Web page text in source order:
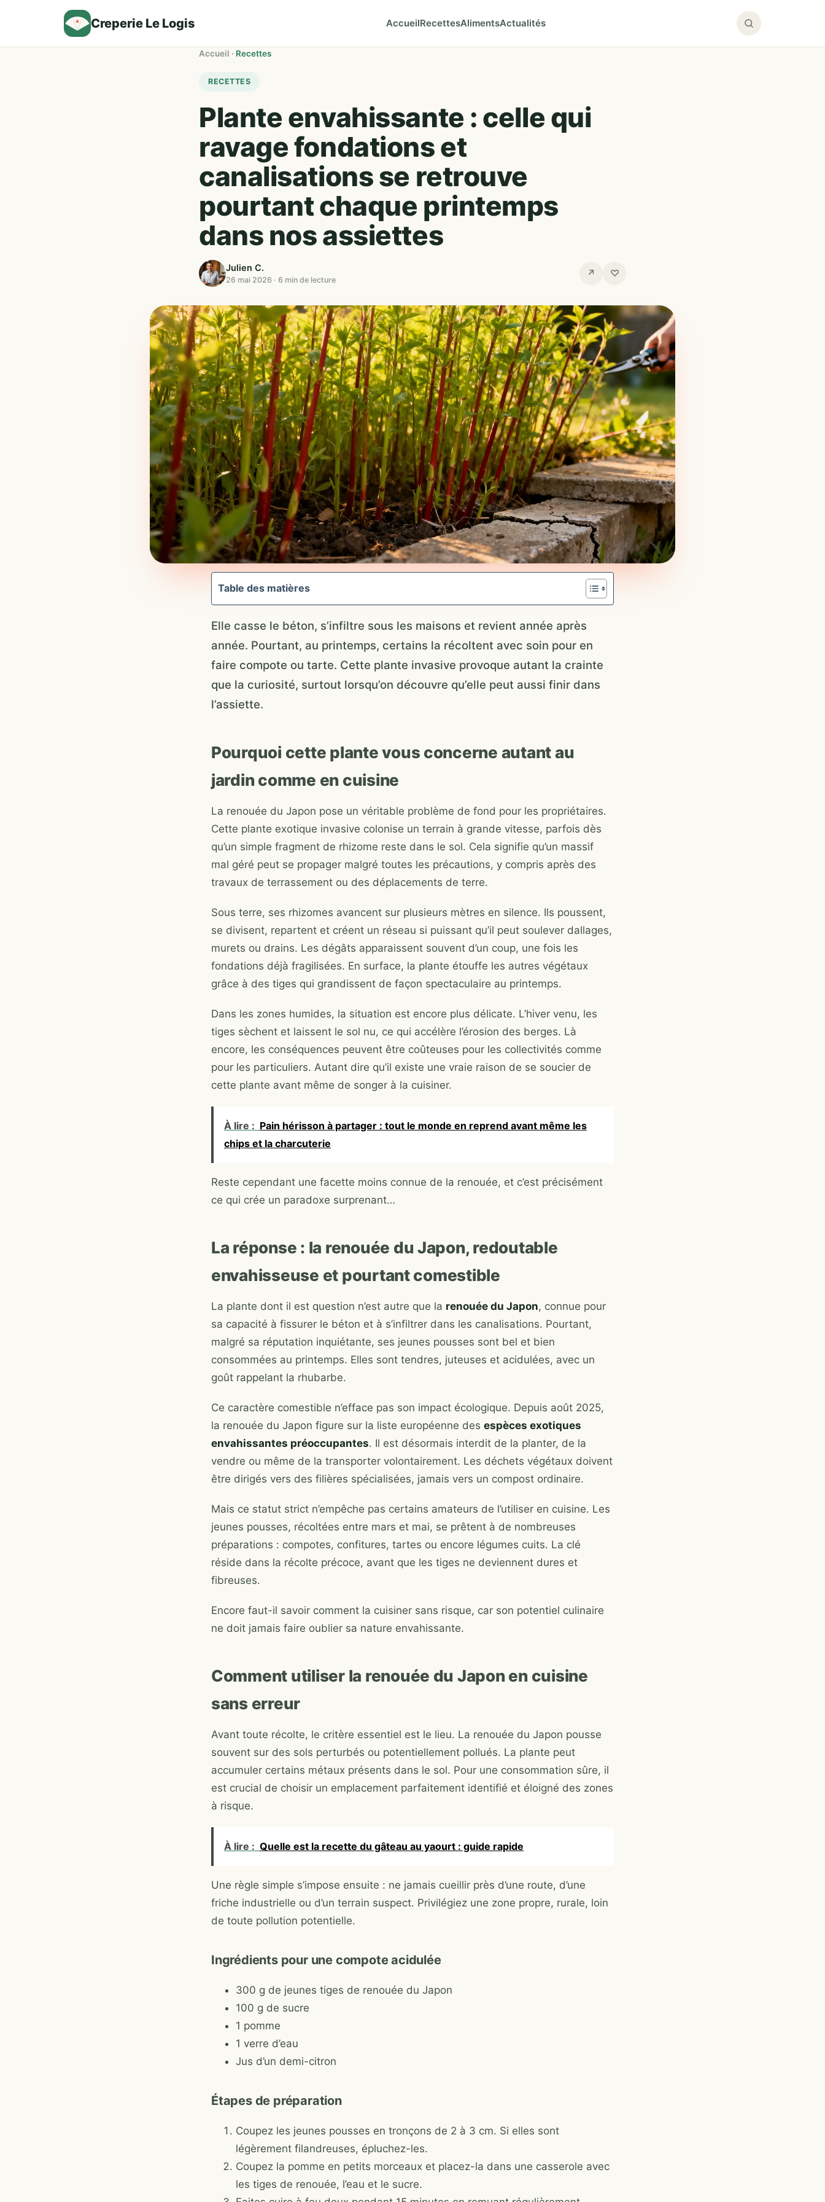
Creperie Le Logis AccueilRecettesAlimentsActualités
Accueil · Recettes
RECETTES
Plante envahissante : celle qui
ravage fondations et
canalisations se retrouve
pourtant chaque printemps
dans nos assiettes
Julien C.
26 mai 2026 · 6 min de lecture
↗ ♡
Table des matières
Elle casse le béton, s’infiltre sous les maisons et revient année après
année. Pourtant, au printemps, certains la récoltent avec soin pour en
faire compote ou tarte. Cette plante invasive provoque autant la crainte
que la curiosité, surtout lorsqu’on découvre qu’elle peut aussi finir dans
l’assiette.
Pourquoi cette plante vous concerne autant au
jardin comme en cuisine
La renouée du Japon pose un véritable problème de fond pour les propriétaires.
Cette plante exotique invasive colonise un terrain à grande vitesse, parfois dès
qu’un simple fragment de rhizome reste dans le sol. Cela signifie qu’un massif
mal géré peut se propager malgré toutes les précautions, y compris après des
travaux de terrassement ou des déplacements de terre.
Sous terre, ses rhizomes avancent sur plusieurs mètres en silence. Ils poussent,
se divisent, repartent et créent un réseau si puissant qu’il peut soulever dallages,
murets ou drains. Les dégâts apparaissent souvent d’un coup, une fois les
fondations déjà fragilisées. En surface, la plante étouffe les autres végétaux
grâce à des tiges qui grandissent de façon spectaculaire au printemps.
Dans les zones humides, la situation est encore plus délicate. L’hiver venu, les
tiges sèchent et laissent le sol nu, ce qui accélère l’érosion des berges. Là
encore, les conséquences peuvent être coûteuses pour les collectivités comme
pour les particuliers. Autant dire qu’il existe une vraie raison de se soucier de
cette plante avant même de songer à la cuisiner.
À lire : Pain hérisson à partager : tout le monde en reprend avant même les
chips et la charcuterie
Reste cependant une facette moins connue de la renouée, et c’est précisément
ce qui crée un paradoxe surprenant…
La réponse : la renouée du Japon, redoutable
envahisseuse et pourtant comestible
La plante dont il est question n’est autre que la renouée du Japon, connue pour
sa capacité à fissurer le béton et à s’infiltrer dans les canalisations. Pourtant,
malgré sa réputation inquiétante, ses jeunes pousses sont bel et bien
consommées au printemps. Elles sont tendres, juteuses et acidulées, avec un
goût rappelant la rhubarbe.
Ce caractère comestible n’efface pas son impact écologique. Depuis août 2025,
la renouée du Japon figure sur la liste européenne des espèces exotiques
envahissantes préoccupantes. Il est désormais interdit de la planter, de la
vendre ou même de la transporter volontairement. Les déchets végétaux doivent
être dirigés vers des filières spécialisées, jamais vers un compost ordinaire.
Mais ce statut strict n’empêche pas certains amateurs de l’utiliser en cuisine. Les
jeunes pousses, récoltées entre mars et mai, se prêtent à de nombreuses
préparations : compotes, confitures, tartes ou encore légumes cuits. La clé
réside dans la récolte précoce, avant que les tiges ne deviennent dures et
fibreuses.
Encore faut-il savoir comment la cuisiner sans risque, car son potentiel culinaire
ne doit jamais faire oublier sa nature envahissante.
Comment utiliser la renouée du Japon en cuisine
sans erreur
Avant toute récolte, le critère essentiel est le lieu. La renouée du Japon pousse
souvent sur des sols perturbés ou potentiellement pollués. La plante peut
accumuler certains métaux présents dans le sol. Pour une consommation sûre, il
est crucial de choisir un emplacement parfaitement identifié et éloigné des zones
à risque.
À lire : Quelle est la recette du gâteau au yaourt : guide rapide
Une règle simple s’impose ensuite : ne jamais cueillir près d’une route, d’une
friche industrielle ou d’un terrain suspect. Privilégiez une zone propre, rurale, loin
de toute pollution potentielle.
Ingrédients pour une compote acidulée
300 g de jeunes tiges de renouée du Japon
100 g de sucre
1 pomme
1 verre d’eau
Jus d’un demi-citron
Étapes de préparation
Coupez les jeunes pousses en tronçons de 2 à 3 cm. Si elles sont
légèrement filandreuses, épluchez-les.
Coupez la pomme en petits morceaux et placez-la dans une casserole avec
les tiges de renouée, l’eau et le sucre.